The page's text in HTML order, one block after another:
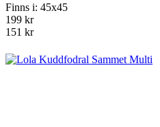
Finns i: 45x45
199 kr
151 kr